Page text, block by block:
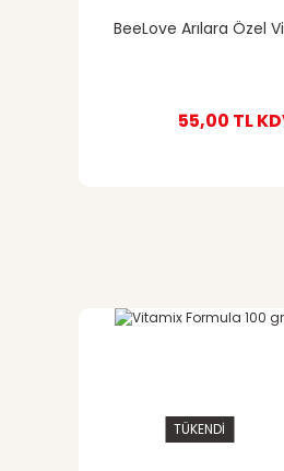
BeeLove Arılara Özel
55,00 TL
TÜKENDİ